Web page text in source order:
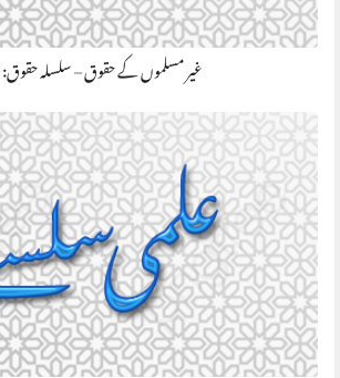
غير مسلموں کے حقوق – سلسلہ حقوق: 18